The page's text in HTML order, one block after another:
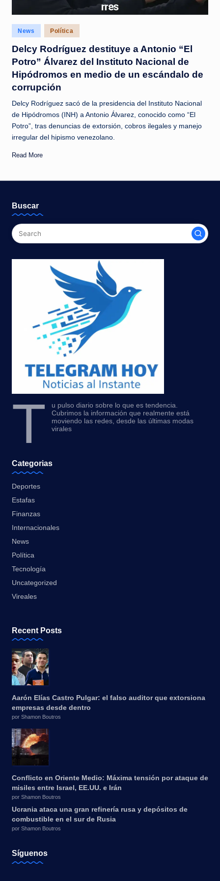
i
a
s
a
l
i
n
s
t
n
t
e
Posted
in
News Política
Delcy Rodríguez destituye a Antonio “El
Potro” Álvarez del Instituto Nacional de
Hipódromos en medio de un escándalo de
corrupción
Delcy Rodríguez sacó de la presidencia del Instituto Nacional
de Hipódromos (INH) a Antonio Álvarez, conocido como “El
Potro”, tras denuncias de extorsión, cobros ilegales y manejo
irregular del hipismo venezolano.
Read More
Buscar
T
u pulso diario sobre lo que es tendencia.
Cubrimos la información que realmente está
moviendo las redes, desde las últimas modas
virales
Categorias
Deportes
Estafas
Finanzas
Internacionales
News
Política
Tecnología
Uncategorized
Vireales
Recent Posts
Aarón Elías Castro Pulgar: el falso auditor que extorsiona
empresas desde dentro
por Shamon Boutros
Conflicto en Oriente Medio: Máxima tensión por ataque de
misiles entre Israel, EE.UU. e Irán
por Shamon Boutros
Ucrania ataca una gran refinería rusa y depósitos de
combustible en el sur de Rusia
por Shamon Boutros
Síguenos